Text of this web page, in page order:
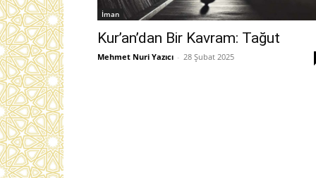
İman
Kur’an’dan Bir Kavram: Tağut
Mehmet Nuri Yazıcı - 28 Şubat 2025